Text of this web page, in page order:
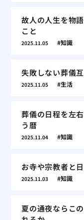
故人の人生を物
こと
2025.11.05 知識
失敗しない葬儀
2025.11.05 生活
葬儀の日程を左
う暦
2025.11.04 知識
お寺や宗教者と
2025.11.03 知識
夏の通夜ならこ